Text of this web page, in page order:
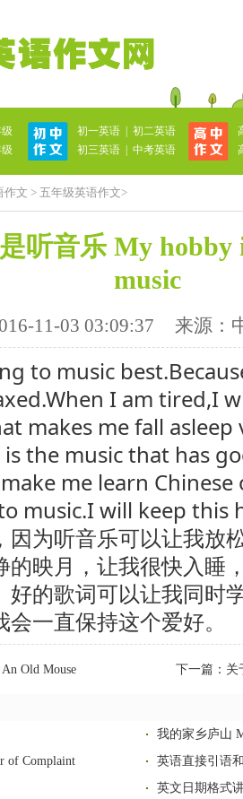
初一英语
初二英语
初三英语
中考英语
作文 > 五年级英语作文>
听音乐 My hobby
music
11-03 03:09:37 来源：
to music
I am tired,I
makes me fall asleep
the music that has
me learn
music.I will keep this
因为听音乐可以让我放
的映月，让我很快入睡
好的歌词可以让我同时
一直保持这个爱好。
Old Mouse 下一篇： 关
我的家乡庐山
of Complaint
英语直接引语
英文日期格式